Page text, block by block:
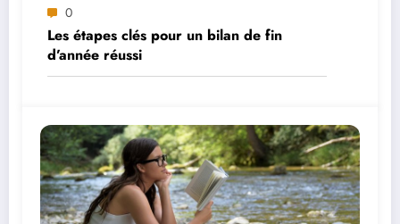
0
Les étapes clés pour un bilan de fin
d’année réussi